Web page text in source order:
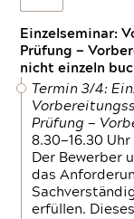
Einzelseminar:
Prüfung —
nicht einzeln
Termin 3/4:
Prüfung —
8.30—16.30 Uhr
Der Bewerber
das
erfüllen.